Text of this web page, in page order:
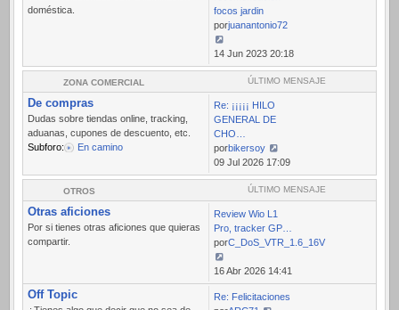
doméstica.
focos jardin
porjuanantonio72
Ver
último
mensaje
14 Jun 2023 20:18
ZONA COMERCIAL ÚLTIMO MENSAJE
De compras
Dudas sobre tiendas online, tracking,
aduanas, cupones de descuento, etc.
Subforo:
En camino
Re: ¡¡¡¡¡ HILO
GENERAL DE
CHO…
porbikersoy
Ver
último
mensaje
09 Jul 2026 17:09
OTROS ÚLTIMO MENSAJE
Otras aficiones
Por si tienes otras aficiones que quieras
compartir.
Review Wio L1
Pro, tracker GP…
porC_DoS_VTR_1.6_16V
Ver
último
mensaje
16 Abr 2026 14:41
Off Topic
Re: Felicitaciones